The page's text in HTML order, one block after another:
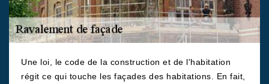
Une loi, le code de la construction et de l'habitation
régit ce qui touche les façades des habitations. En fait,